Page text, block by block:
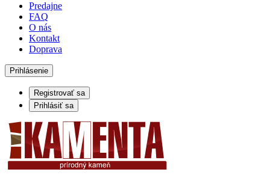
Predajne
FAQ
O nás
Kontakt
Doprava
Prihlásenie
Registrovať sa
Prihlásiť sa